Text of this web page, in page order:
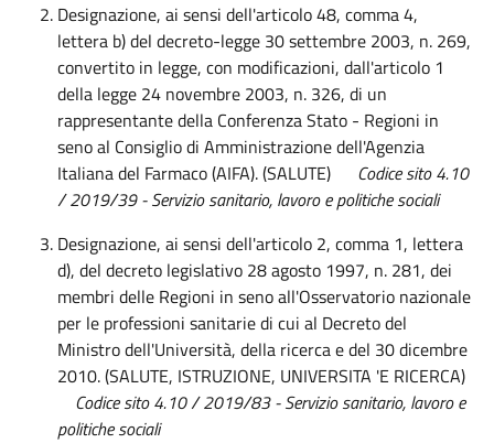
Designazione, ai sensi dell'articolo 48, comma 4,
lettera b) del decreto-legge 30 settembre 2003, n. 269,
convertito in legge, con modificazioni, dall'articolo 1
della legge 24 novembre 2003, n. 326, di un
rappresentante della Conferenza Stato - Regioni in
seno al Consiglio di Amministrazione dell'Agenzia
Italiana del Farmaco (AIFA). (SALUTE) Codice sito 4.10
/ 2019/39- Servizio sanitario, lavoro e politiche sociali
Designazione, ai sensi dell'articolo 2, comma 1, lettera
d), del decreto legislativo 28 agosto 1997, n. 281, dei
membri delle Regioni in seno all'Osservatorio nazionale
per le professioni sanitarie di cui al Decreto del
Ministro dell'Università, della ricerca e del 30 dicembre
2010. (SALUTE, ISTRUZIONE, UNIVERSITA 'E RICERCA)
Codice sito 4.10 / 2019/83 -Servizio sanitario, lavoro e
politiche sociali